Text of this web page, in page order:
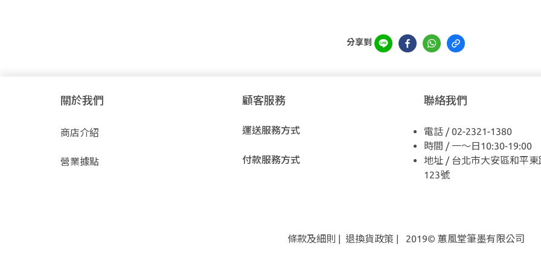
分享到
關於我們
商店介紹
營業據點
顧客服務
運送服務方式
付款服務方式
聯絡我們
電話 / 02-2321-1380
時間 / 一～日10:30-19:00
地址 / 台北市大安區和平東
123號
條款及細則 | 退換貨政策 | 2019© 蕙風堂筆墨有限公司